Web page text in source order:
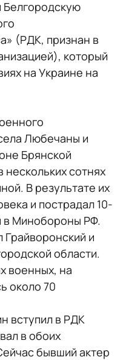
Белгородскую
(РДК, признан в
который
на Украине на
Любечаны и
Брянской
сотнях
В результате их
и пострадал 10-
в Минобороны РФ.
Грайворонский и
области.
военных, на
около 70
вступил в РДК
в обоих
бывший актер